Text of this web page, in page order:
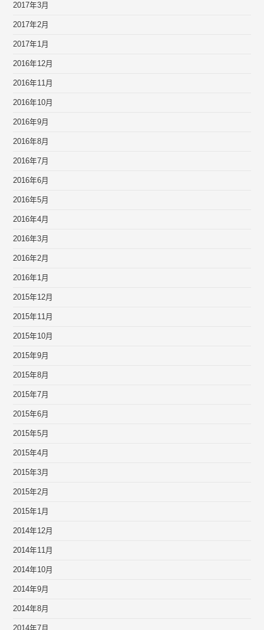
2017年3月
2017年2月
2017年1月
2016年12月
2016年11月
2016年10月
2016年9月
2016年8月
2016年7月
2016年6月
2016年5月
2016年4月
2016年3月
2016年2月
2016年1月
2015年12月
2015年11月
2015年10月
2015年9月
2015年8月
2015年7月
2015年6月
2015年5月
2015年4月
2015年3月
2015年2月
2015年1月
2014年12月
2014年11月
2014年10月
2014年9月
2014年8月
2014年7月